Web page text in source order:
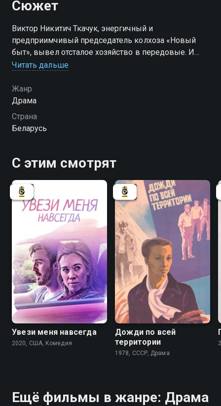
Сюжет
Виктор Никитич Ткачук, энергичный и
предприимчивый председатель колхоза «Новый
быт», вывел отсталое хозяйство в передовые. И
теперь, несмотря на полную разруху в соседних
санаторий…
Читать дальше
Жанр
Драма
Страна
Беларусь
С этим смотрят
Увези меня навсегда
2020, США, Комедия
Дожди по всей
территории
1978, СССР, Драма
Ещё фильмы в жанре: Драма